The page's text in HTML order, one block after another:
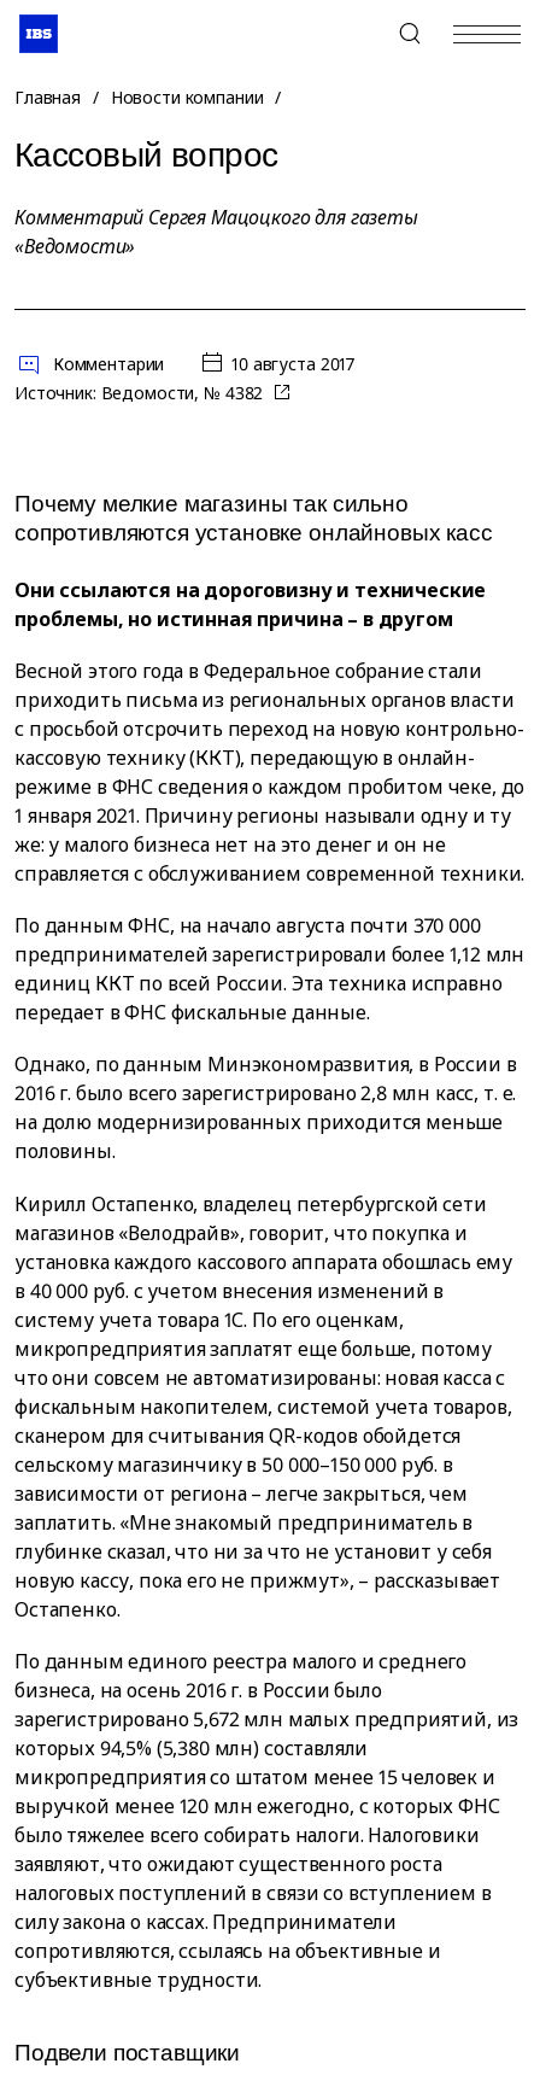
+7 (495) 967-80-80
Главная / Новости компании /
Кассовый вопрос
Комментарий Сергея Мацоцкого для газеты
«Ведомости»
Комментарии
10 августа 2017
Источник: Ведомости, № 4382
Почему мелкие магазины так сильно
сопротивляются установке онлайновых касс
Они ссылаются на дороговизну и технические
проблемы, но истинная причина – в другом
Весной этого года в Федеральное собрание стали
приходить письма из региональных органов власти
с просьбой отсрочить переход на новую контрольно-
кассовую технику (ККТ), передающую в онлайн-
режиме в ФНС сведения о каждом пробитом чеке, до
1 января 2021. Причину регионы называли одну и ту
же: у малого бизнеса нет на это денег и он не
справляется с обслуживанием современной техники.
По данным ФНС, на начало августа почти 370 000
предпринимателей зарегистрировали более 1,12 млн
единиц ККТ по всей России. Эта техника исправно
передает в ФНС фискальные данные.
Однако, по данным Минэкономразвития, в России в
2016 г. было всего зарегистрировано 2,8 млн касс, т. е.
на долю модернизированных приходится меньше
половины.
Кирилл Остапенко, владелец петербургской сети
магазинов «Велодрайв», говорит, что покупка и
установка каждого кассового аппарата обошлась ему
в 40 000 руб. с учетом внесения изменений в
систему учета товара 1С. По его оценкам,
микропредприятия заплатят еще больше, потому
что они совсем не автоматизированы: новая касса с
фискальным накопителем, системой учета товаров,
сканером для считывания QR-кодов обойдется
сельскому магазинчику в 50 000–150 000 руб. в
зависимости от региона – легче закрыться, чем
заплатить. «Мне знакомый предприниматель в
глубинке сказал, что ни за что не установит у себя
новую кассу, пока его не прижмут», – рассказывает
Остапенко.
По данным единого реестра малого и среднего
бизнеса, на осень 2016 г. в России было
зарегистрировано 5,672 млн малых предприятий, из
которых 94,5% (5,380 млн) составляли
микропредприятия со штатом менее 15 человек и
выручкой менее 120 млн ежегодно, с которых ФНС
было тяжелее всего собирать налоги. Налоговики
заявляют, что ожидают существенного роста
налоговых поступлений в связи со вступлением в
силу закона о кассах. Предприниматели
сопротивляются, ссылаясь на объективные и
субъективные трудности.
Подвели поставщики